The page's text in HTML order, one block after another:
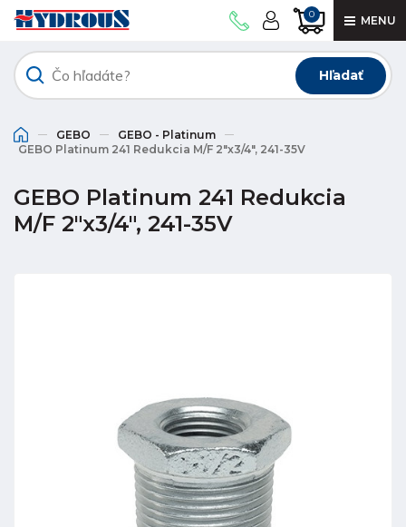
0 MENU
Hľadať
GEBO
GEBO - Platinum
GEBO Platinum 241 Redukcia M/F 2"x3/4", 241-35V
GEBO Platinum 241 Redukcia
M/F 2"x3/4", 241-35V